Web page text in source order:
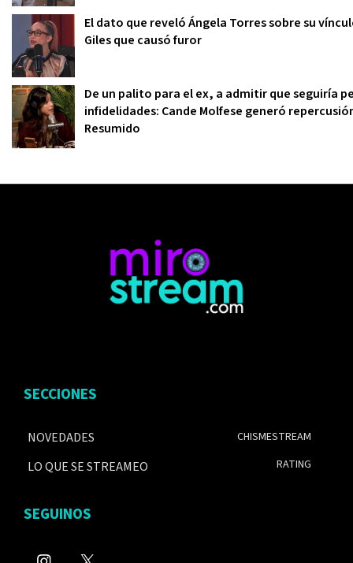
El dato que reveló Ángela Torres sobre su
Giles que causó furor
De un palito para el ex, a admitir que seguiría
infidelidades: Cande Molfese generó
Resumido
SECCIONES
NOVEDADES
LO QUE SE STREAMEO
CHISMESTREAM
RATING
SEGUINOS